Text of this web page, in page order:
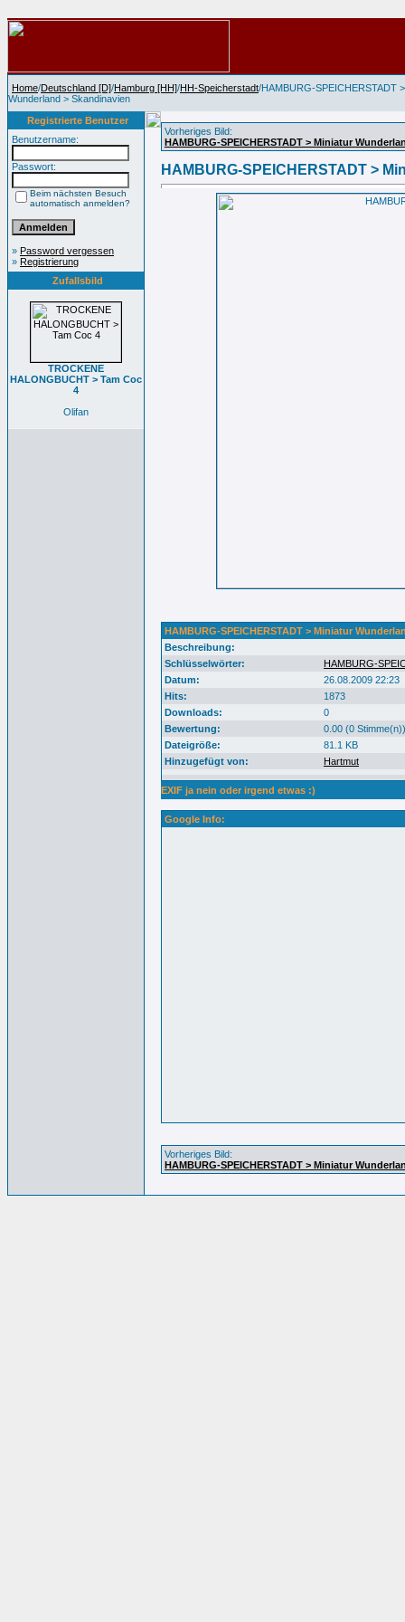
Home/Deutschland [D]/Hamburg [HH]/HH-Speicherstadt/HAMBURG-SPEICHERSTADT
Wunderland > Skandinavien
Registrierte Benutzer
Benutzername:
Passwort:
Beim nächsten Besuch
automatisch anmelden?
» Password vergessen
» Registrierung
Zufallsbild
TROCKENE
HALONGBUCHT > Tam Coc
4
Olifan
Vorheriges Bild:
HAMBURG-SPEICHERSTADT > Miniatur
HAMBURG-SPEICHERSTADT >
HAMBURG-SPEICHERSTADT > Miniatur
Beschreibung:
Schlüsselwörter:
HAMBURG-
Datum:
26.08.2009 22:23
Hits:
1873
Downloads:
0
Bewertung:
0.00 (0 Stimme(n))
Dateigröße:
81.1 KB
Hinzugefügt von:
Hartmut
EXIF ja nein oder irgend etwas :)
Google Info:
Vorheriges Bild:
HAMBURG-SPEICHERSTADT > Miniatur